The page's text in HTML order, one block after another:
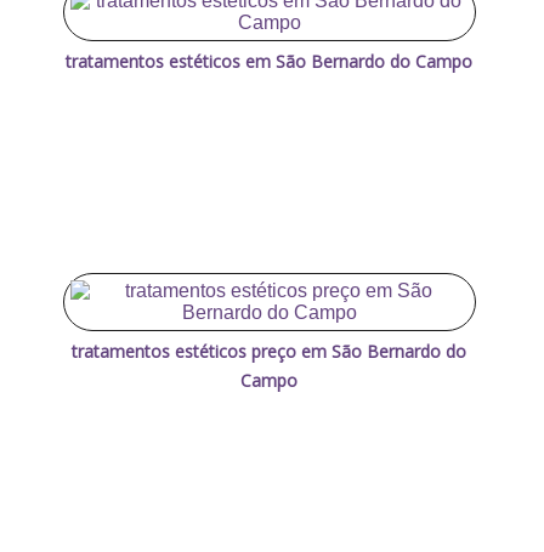
tratamentos estéticos em São Bernardo do Campo
tratamentos estéticos preço em São Bernardo do
Campo